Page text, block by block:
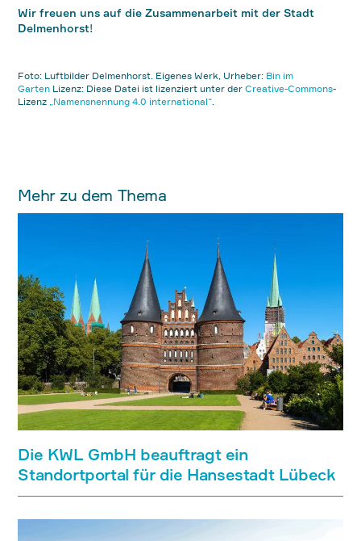
Wir freuen uns auf die Zusammenarbeit mit der Stadt
Delmenhorst!
Foto: Luftbilder Delmenhorst. Eigenes Werk, Urheber: Bin im
Garten Lizenz: Diese Datei ist lizenziert unter derCreative-Commons-
Lizenz „Namensnennung 4.0 international“.
Mehr zu dem Thema
Die KWL GmbH beauftragt ein
Standortportal für die Hansestadt Lübeck